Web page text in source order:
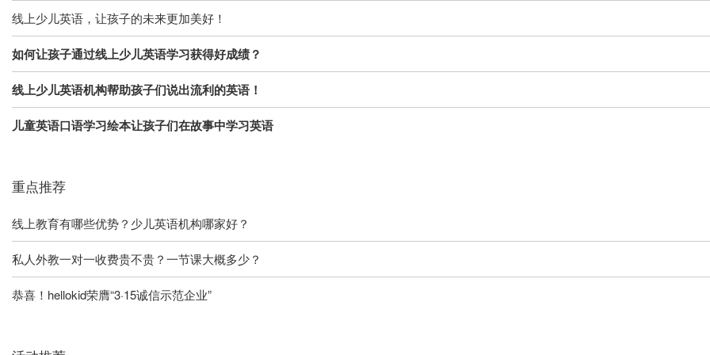
线上少儿英语，让孩子的未来更加美好！
如何让孩子通过线上少儿英语学习获得好成绩？
线上少儿英语机构帮助孩子们说出流利的英语！
儿童英语口语学习绘本让孩子们在故事中学习英语
重点推荐
线上教育有哪些优势？少儿英语机构哪家好？
私人外教一对一收费贵不贵？一节课大概多少？
恭喜！hellokid荣膺“3·15诚信示范企业”